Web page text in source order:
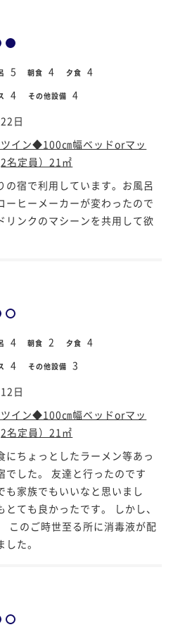
5 朝食 4 夕食 4
4 その他設備 4
日
ツイン◆100㎝幅ベッドorマッ
名定員）21㎡
の宿で利用しています。お風呂
ーヒーメーカーが変わったので
リンクのマシーンを共用して欲
4 朝食 2 夕食 4
4 その他設備 3
日
ツイン◆100㎝幅ベッドorマッ
名定員）21㎡
にちょっとしたラーメン等あっ
でした。 友達と行ったのです
も家族でもいいなと思いまし
ても良かったです。 しかし、
このご時世至る所に消毒液が配
た。